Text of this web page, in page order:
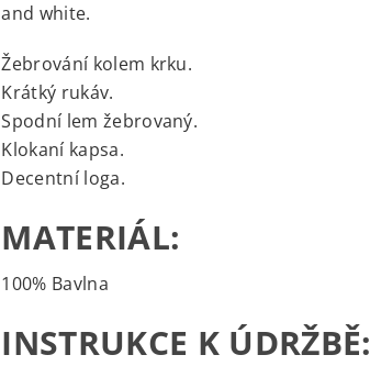
and white.
Žebrování kolem krku.
Krátký rukáv.
Spodní lem žebrovaný.
Klokaní kapsa.
Decentní loga.
MATERIÁL:
100% Bavlna
INSTRUKCE K ÚDRŽBĚ: